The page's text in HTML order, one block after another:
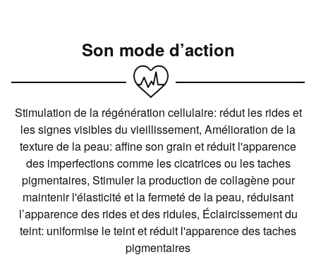
Son mode d’action
Stimulation de la régénération cellulaire: rédut les rides et
les signes visibles du vieillissement, Amélioration de la
texture de la peau: affine son grain et réduit l'apparence
des imperfections comme les cicatrices ou les taches
pigmentaires, Stimuler la production de collagène pour
maintenir l'élasticité et la fermeté de la peau, réduisant
l’apparence des rides et des ridules, Éclaircissement du
teint: uniformise le teint et réduit l'apparence des taches
pigmentaires